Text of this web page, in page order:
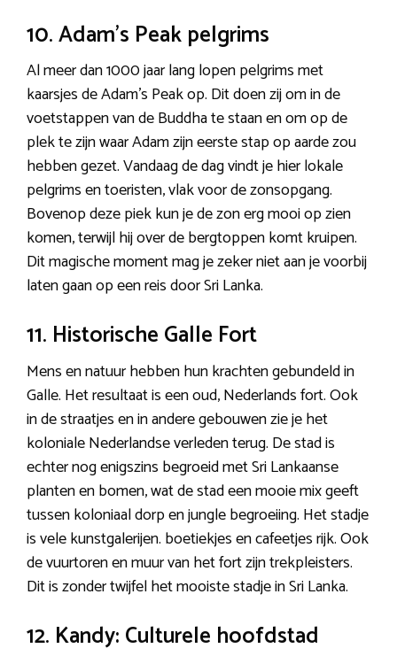
10. Adam’s Peak pelgrims
Al meer dan 1000 jaar lang lopen pelgrims met
kaarsjes de Adam’s Peak op. Dit doen zij om in de
voetstappen van de Buddha te staan en om op de
plek te zijn waar Adam zijn eerste stap op aarde zou
hebben gezet. Vandaag de dag vindt je hier lokale
pelgrims en toeristen, vlak voor de zonsopgang.
Bovenop deze piek kun je de zon erg mooi op zien
komen, terwijl hij over de bergtoppen komt kruipen.
Dit magische moment mag je zeker niet aan je voorbij
laten gaan op een reis door Sri Lanka.
11. Historische Galle Fort
Mens en natuur hebben hun krachten gebundeld in
Galle. Het resultaat is een oud, Nederlands fort. Ook
in de straatjes en in andere gebouwen zie je het
koloniale Nederlandse verleden terug. De stad is
echter nog enigszins begroeid met Sri Lankaanse
planten en bomen, wat de stad een mooie mix geeft
tussen koloniaal dorp en jungle begroeiing. Het stadje
is vele kunstgalerijen. boetiekjes en cafeetjes rijk. Ook
de vuurtoren en muur van het fort zijn trekpleisters.
Dit is zonder twijfel het mooiste stadje in Sri Lanka.
12. Kandy: Culturele hoofdstad